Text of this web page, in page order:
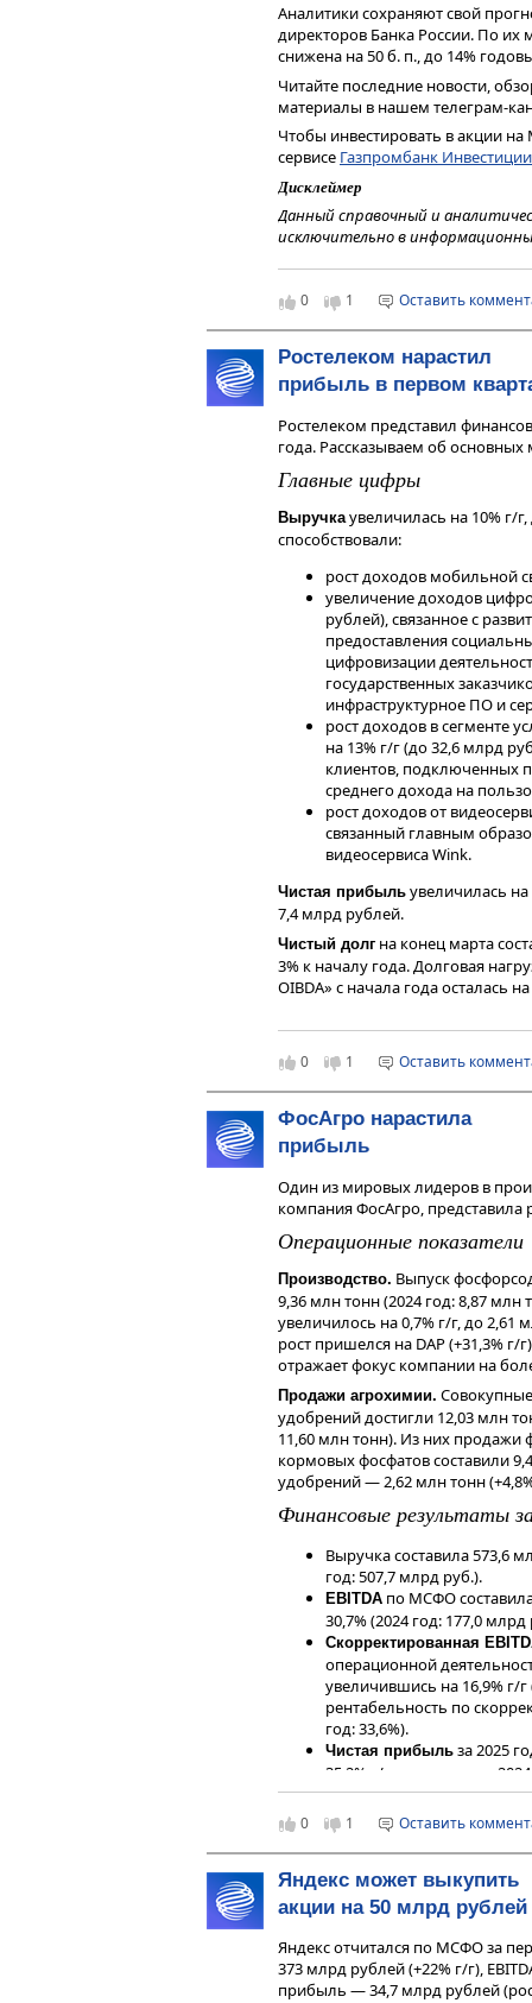
Аналитики сохраняют свой
директоров Банка России. По их
снижена на 50 б. п., до 14%
Читайте последние новости,
материалы в нашем телеграм-
Чтобы инвестировать в акции
сервисе Газпромбанк Инвестиции
Дисклеймер
Данный справочный и
исключительно в
являются и не могут
индивидуальной
финансовых инструментов.
0 1 Оставить
Ростелеком нарастил
прибыль в первом
Ростелеком представил
года. Рассказываем об основных
Главные цифры
Выручкаувеличилась на 10% г/
способствовали:
рост доходов мобильной
увеличение доходов
рублей), связанное с
предоставления
цифровизации
государственных
инфраструктурное ПО и
рост доходов в сегменте
на 13% г/г (до 32,6 млрд
клиентов, подключенных
среднего дохода на
рост доходов от
связанный главным
видеосервиса Wink.
Чистая прибыль увеличилась на
7,4 млрд рублей.
Чистый долг на конец марта
3% к началу года. Долговая
OIBDA» с начала года осталась
рублей после −20,8 млрд рублей
Наше мнение
Аналитики Газпромбанка
прибыли Ростелекома, однако
На наш взгляд, в настоящее
являются акции МТС в связи с
доходностью (прогнозный
— июль текущего года).
Читайте последние новости,
материалы в нашем телеграм-
Чтобы инвестировать в акции
сервисеГазпромбанк Инвестиции
Дисклеймер
Данный справочный и
исключительно в
финансовых инструментов,
мнения, сформированного в
являются и не могут
получения дохода от
инструменты. Не является
индивидуальной
финансовых инструментов.
0 1 Оставить
ФосАгро нарастила
прибыль
Один из мировых лидеров в
компания ФосАгро,
Операционные показатели
Производство. Выпуск
9,36 млн тонн (2024 год: 8,87
увеличилось на 0,7% г/г, до 2,61
рост пришелся на DAP (+31,3% г/
отражает фокус компании на
Продажи агрохимии.
удобрений достигли 12,03 млн
11,60 млн тонн). Из них
кормовых фосфатов составили
удобрений — 2,62 млн тонн
Финансовые результаты
Выручка составила 573,6
год: 507,7 млрд руб.).
EBITDA по МСФО
30,7% (2024 год: 177,0
Скорректированная
операционной
увеличившись на 16,9% г/
рентабельность по
год: 33,6%).
Чистая прибыль за 2025
35,2% г/г выше уровня
Скорректированная
2,5% г/г (2024 год: 100,4
Свободный денежный
рублей против 29,0 млрд
Чистый долгна конец
Соотношение чистый долг
уровне около 1,8x, а
1,6x.
Наше мнение
0 1 Оставить
Яндекс может выкупить
акции на 50 млрд рублей
Яндекс отчитался по МСФО за
373 млрд рублей (+22% г/г),
прибыль — 34,7 млрд рублей